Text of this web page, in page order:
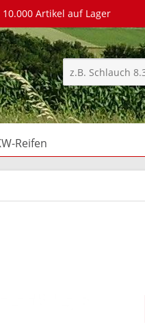
Artikel auf Lager
Reifen